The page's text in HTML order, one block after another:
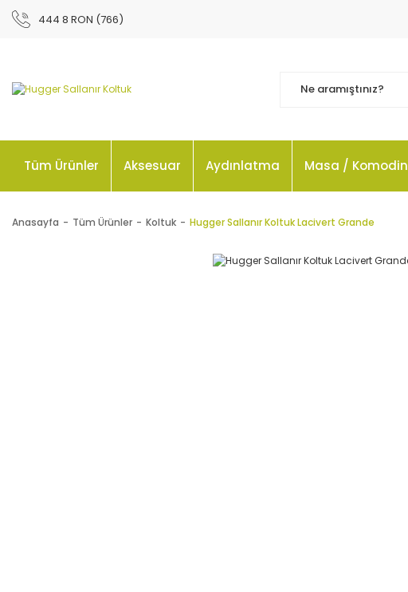
444 8 RON (766)
Tüm Ürünler Aksesuar Aydınlatma Masa / Komodin
Anasayfa Tüm Ürünler Koltuk Hugger Sallanır Koltuk Lacivert Grande